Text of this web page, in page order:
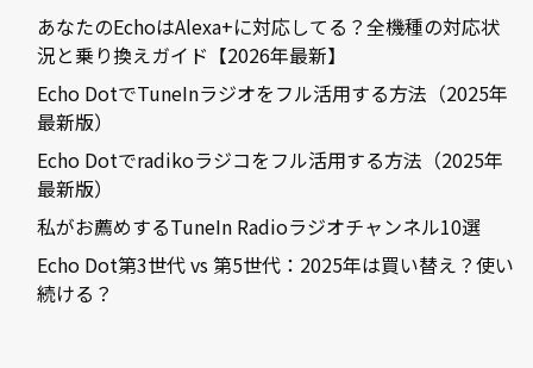
あなたのEchoはAlexa+に対応してる？全機種の対応状
況と乗り換えガイド【2026年最新】
Echo DotでTuneInラジオをフル活用する方法（2025年
最新版）
Echo Dotでradikoラジコをフル活用する方法（2025年
最新版）
私がお薦めするTuneIn Radioラジオチャンネル10選
Echo Dot第3世代 vs 第5世代：2025年は買い替え？使い
続ける？